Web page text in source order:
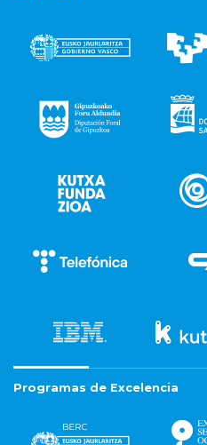
Programas de Excelencia